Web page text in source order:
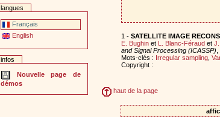
langues
Français
English
infos
Nouvelle page de
démos
1 - SATELLITE IMAGE
E. Bughinet L. Blanc-Féraudet
and Signal Processing (ICASSP)
Mots-clés : Irregular sampling,
Copyright :
haut de la page